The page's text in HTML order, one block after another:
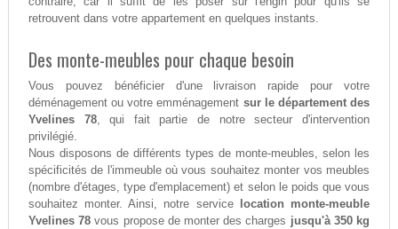
retrouvent dans votre appartement en quelques instants.
Des monte-meubles pour chaque besoin
Vous pouvez bénéficier d'une livraison rapide pour votre
déménagement ou votre emménagement sur le département des
Yvelines 78, qui fait partie de notre secteur d'intervention
privilégié.
Nous disposons de différents types de monte-meubles, selon les
spécificités de l'immeuble où vous souhaitez monter vos meubles
(nombre d'étages, type d'emplacement) et selon le poids que vous
souhaitez monter. Ainsi, notre service
location monte-meuble
Yvelines 78 vous propose de monter des charges jusqu'à 350 kg